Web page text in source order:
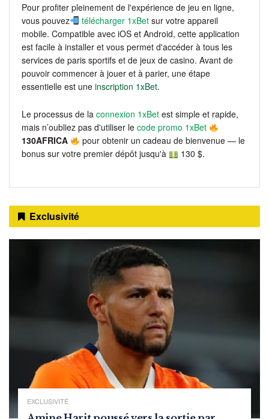
Pour profiter pleinement de l'expérience de jeu en ligne,
vous pouvez
télécharger 1xBet sur votre appareil
mobile. Compatible avec iOS et Android, cette application
est facile à installer et vous permet d'accéder à tous les
services de paris sportifs et de jeux de casino. Avant de
pouvoir commencer à jouer et à parier, une étape
essentielle est une inscription 1xBet.
Le processus de la connexion 1xBet est simple et rapide,
mais n’oubliez pas d'utiliser le code promo 1xBet
130AFRICA
pour obtenir un cadeau de bienvenue — le
bonus sur votre premier dépôt jusqu'à
130 $.
Exclusivité
EXCLUSIVITÉ